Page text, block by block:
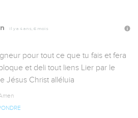
Il y a 4 ans, 6 mois
pour tout ce que tu fais et fera
et deli tout liens Lier par le
Jésus Christ alléluia